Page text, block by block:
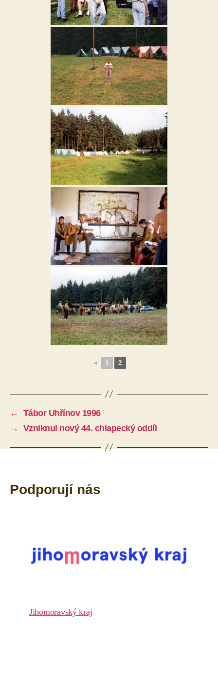
◄ 1 2
←
Tábor Uhřínov 1996
→
Vzniknul nový 44. chlapecký oddíl
Podporují nás
Jihomoravský kraj